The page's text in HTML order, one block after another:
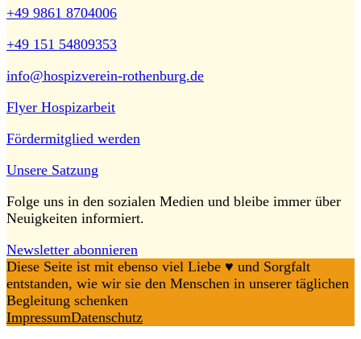
+49 9861 8704006
+49 151 54809353
info@hospizverein-rothenburg.de
Flyer Hospizarbeit
Fördermitglied werden
Unsere Satzung
Folge uns in den sozialen Medien und bleibe immer über
Neuigkeiten informiert.
Newsletter abonnieren
Diese Seite ist mit ebenso viel Liebe ♥️ und Sorgfalt
entstanden, wie wir sie den Menschen in unserer täglichen
Begleitung schenken
ImpressumDatenschutz